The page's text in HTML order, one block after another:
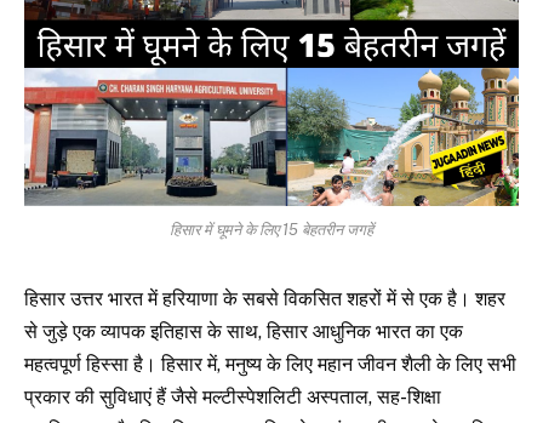
हिसार में घूमने के लिए 15 बेहतरीन जगहें
हिसार उत्तर भारत में हरियाणा के सबसे विकसित शहरों में से एक है। शहर
से जुड़े एक व्यापक इतिहास के साथ, हिसार आधुनिक भारत का एक
महत्वपूर्ण हिस्सा है। हिसार में, मनुष्य के लिए महान जीवन शैली के लिए सभी
प्रकार की सुविधाएं हैं जैसे मल्टीस्पेशलिटी अस्पताल, सह-शिक्षा